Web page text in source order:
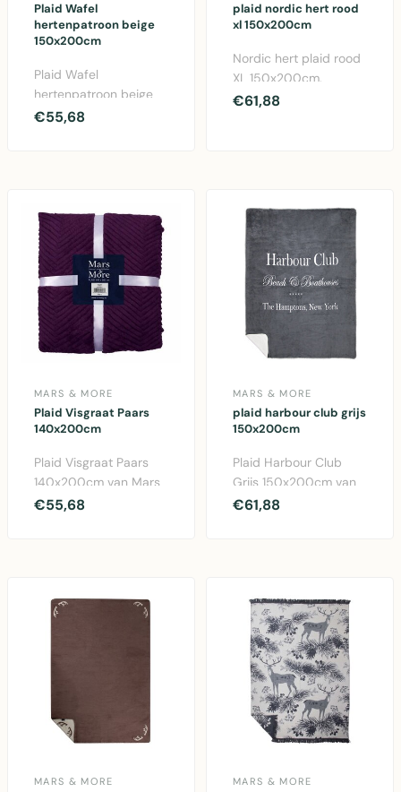
Plaid Wafel
hertenpatroon beige
150x200cm
Plaid Wafel
hertenpatroon beige
150x200cm -
€55,68
plaid nordic hert rood
xl 150x200cm
Nordic hert plaid rood
XL 150x200cm.
Gezellige katoen/acryl
€61,88
MARS & MORE
Plaid Visgraat Paars
140x200cm
Plaid Visgraat Paars
140x200cm van Mars
& More. Zachte
€55,68
MARS & MORE
plaid harbour club grijs
150x200cm
Plaid Harbour Club
Grijs 150x200cm van
Mars & More. Gezellige
€61,88
MARS & MORE MARS & MORE